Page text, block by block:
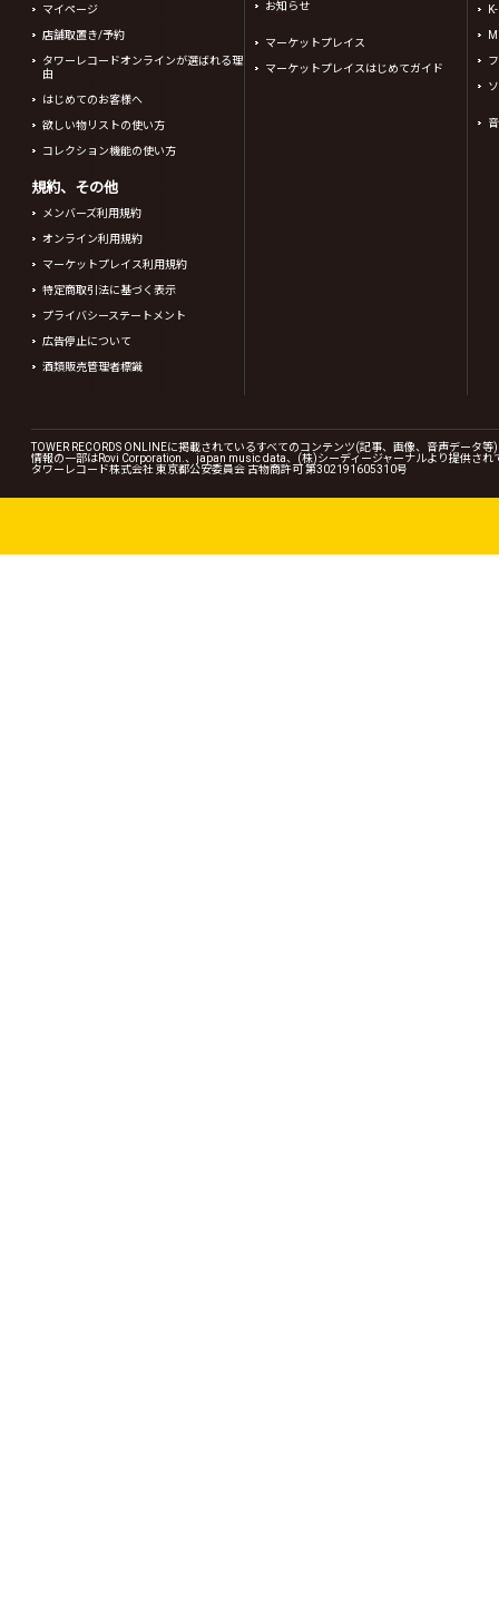
マイページ
店舗取置き/予約
タワーレコードオンラインが選ばれる理
由
はじめてのお客様へ
欲しい物リストの使い方
コレクション機能の使い方
規約、その他
メンバーズ利用規約
オンライン利用規約
マーケットプレイス利用規約
特定商取引法に基づく表示
プライバシーステートメント
広告停止について
酒類販売管理者標識
お知らせ
マーケットプレイス
マーケットプレイスはじめてガイド
TOWER RECORDS ONLINEに掲載されているすべてのコンテンツ(記事、画像、音声データ
情報の一部はRovi Corporation.、japan music data、(株)シーディージャーナルより提供され
タワーレコード株式会社 東京都公安委員会 古物商許可 第302191605310号